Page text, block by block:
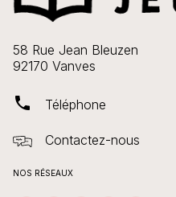
58 Rue Jean Bleuzen
92170 Vanves
phone Téléphone
Contactez-nous
NOS RÉSEAUX